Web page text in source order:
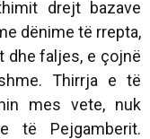
drejt bazave
dënime të rrepta,
dhe faljes, e çojnë
Thirrja e të
mes vete, nuk
të Pejgamberit.